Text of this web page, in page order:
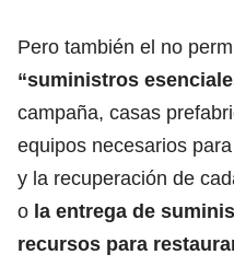
Pero también el no
“suministros
campaña, casas
equipos necesarios
y la recuperación de
o la entrega de
recursos para